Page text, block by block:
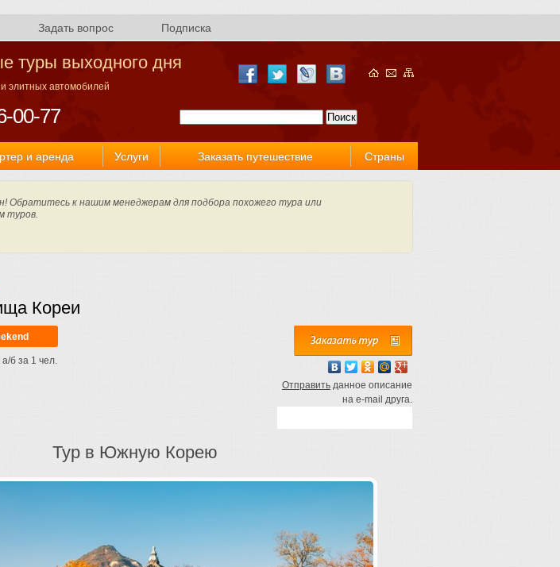
Задать вопрос Подписка
туры выходного дня
элитных автомобилей
00-77
и аренда Услуги Заказать путешествие Страны
Обратитесь к нашим менеджерам для подбора похожего тура или
туров.
Кореи
б за 1 чел.
Отправить данное описание
на e-mail друга.
Тур в Южную Корею